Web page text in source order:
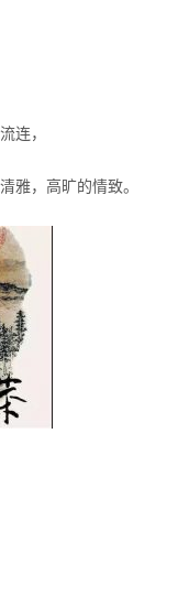
连，
雅，高旷的情致。